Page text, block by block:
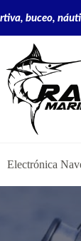
buceo,
Electrónica